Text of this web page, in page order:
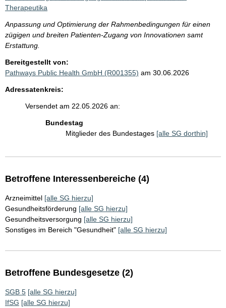
Therapeutika
Anpassung und Optimierung der Rahmenbedingungen für einen
zügigen und breiten Patienten-Zugang von Innovationen samt
Erstattung.
Bereitgestellt von:
Pathways Public Health GmbH (R001355) am 30.06.2026
Adressatenkreis:
Versendet am 22.05.2026 an:
Bundestag
Mitglieder des Bundestages [alle SG dorthin]
Betroffene Interessenbereiche (4)
Arzneimittel [alle SG hierzu]
Gesundheitsförderung [alle SG hierzu]
Gesundheitsversorgung [alle SG hierzu]
Sonstiges im Bereich "Gesundheit" [alle SG hierzu]
Betroffene Bundesgesetze (2)
SGB 5 [alle SG hierzu]
IfSG [alle SG hierzu]